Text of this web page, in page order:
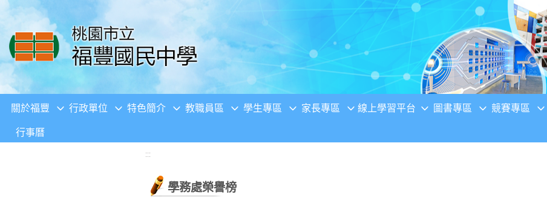
移至網頁之主要內容區位置
關於福豐 行政單位 特色簡介 教職員區 學生專區 家長專區 線上學習平台 圖書專區 競賽專區
行事曆
:::
學務處榮譽榜